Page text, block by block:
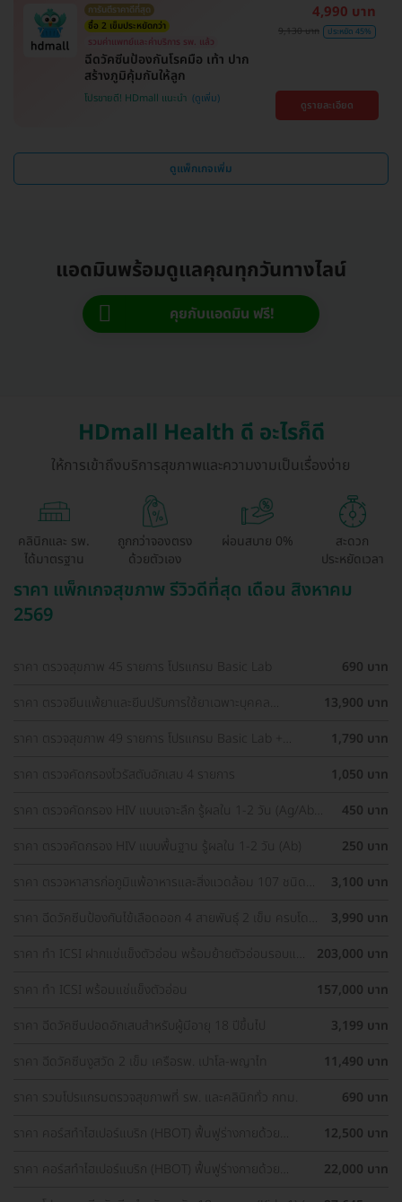
การันตีราคาดีที่สุด
ซื้อ 2 เข็มประหยัดกว่า
รวมค่าแพทย์และค่าบริการ รพ. แล้ว
ฉีดวัคซีนป้องกันโรคมือ เท้า ปาก
สร้างภูมิคุ้มกันให้ลูก
โปรขายดี! HDmall แนะนำ
4,990 บาท
9,130 บาท ประหยัด 45%
ดูรายละเอียด
ดูแพ็กเกจเพิ่ม
แอดมินพร้อมดูแลคุณทุกวันทางไลน์
คุยกับแอดมิน ฟรี!
HDmall Health ดี อะไรก็ดี
ให้การเข้าถึงบริการสุขภาพและความงามเป็นเรื่องง่าย
คลินิกและ รพ.
ได้มาตรฐาน
ถูกกว่าจองตรง
ด้วยตัวเอง
ผ่อนสบาย 0%
สะดวก
ประหยัดเวลา
ราคา แพ็กเกจสุขภาพ รีวิวดีที่สุด เดือน สิงหาคม
2569
ราคา ตรวจสุขภาพ 45 รายการ โปรแกรม Basic Lab
690 บาท
ราคา ตรวจยีนแพ้ยาและยีนปรับการใช้ยาเฉพาะบุคคล
13,900 บาท
ราคา ตรวจสุขภาพ 49 รายการ โปรแกรม Basic Lab +
1,790 บาท
ราคา ตรวจคัดกรองไวรัสตับอักเสบ 4 รายการ
1,050 บาท
ราคา ตรวจคัดกรอง HIV แบบเจาะลึก รู้ผลใน 1-2 วัน (Ag/Ab
450 บาท
ราคา ตรวจคัดกรอง HIV แบบพื้นฐาน รู้ผลใน 1-2 วัน (Ab)
250 บาท
ราคา ตรวจหาสารก่อภูมิแพ้อาหารและสิ่งแวดล้อม 107 ชนิด
3,100 บาท
ราคา ฉีดวัคซีนป้องกันไข้เลือดออก 4 สายพันธุ์ 2 เข็ม ครบโดส
3,990 บาท
ราคา ทำ ICSI ฝากแช่แข็งตัวอ่อน พร้อมย้ายตัวอ่อนรอบแช่
203,000 บาท
ราคา ทำ ICSI พร้อมแช่แข็งตัวอ่อน
157,000 บาท
ราคา ฉีดวัคซีนปอดอักเสบสำหรับผู้มีอายุ 18 ปีขึ้นไป
3,199 บาท
ราคา ฉีดวัคซีนงูสวัด 2 เข็ม เครือรพ. เปาโล-พญาไท
11,490 บาท
ราคา รวมโปรแกรมตรวจสุขภาพที่ รพ. และคลินิกทั่ว กทม.
690 บาท
ราคา คอร์สทำไฮเปอร์แบริก (HBOT) ฟื้นฟูร่างกายด้วย
12,500 บาท
ราคา คอร์สทำไฮเปอร์แบริก (HBOT) ฟื้นฟูร่างกายด้วย
22,000 บาท